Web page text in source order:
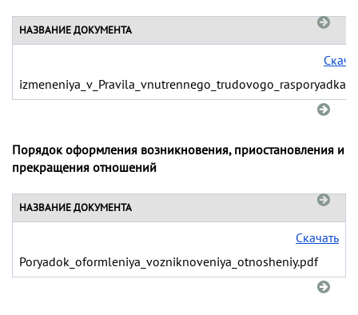
НАЗВАНИЕ ДОКУМЕНТА
Порядок оформления возникновения, приостановления и
прекращения отношений
НАЗВАНИЕ ДОКУМЕНТА
Скачать
Poryadok_oformleniya_vozniknoveniya_otnosheniy.pdf